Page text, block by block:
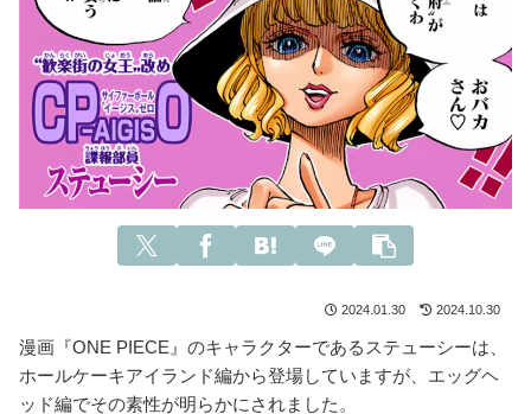
2024.01.30 2024.10.30
漫画『ONE PIECE』のキャラクターであるステューシーは、
ホールケーキアイランド編から登場していますが、エッグヘ
ッド編でその素性が明らかにされました。